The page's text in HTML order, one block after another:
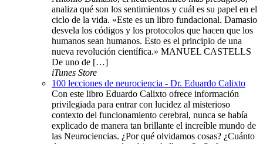
analiza qué son los sentimientos y cuál es su papel en el
ciclo de la vida. «Este es un libro fundacional. Damasio
desvela los códigos y los protocolos que hacen que los
humanos sean humanos. Esto es el principio de una
nueva revolución científica.» MANUEL CASTELLS
De uno de […]
iTunes Store
100 lecciones de neurociencia - Dr. Eduardo Calixto
Con este libro Eduardo Calixto ofrece información
privilegiada para entrar con lucidez al misterioso
contexto del funcionamiento cerebral, nunca se había
explicado de manera tan brillante el increíble mundo de
las Neurociencias. ¿Por qué olvidamos cosas? ¿Cuánto